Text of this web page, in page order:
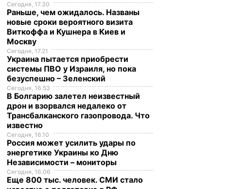
Сегодня, 17.30
Раньше, чем ожидалось. Названы
новые сроки вероятного визита
Виткоффа и Кушнера в Киев и
Москву
Сегодня, 17.21
Украина пытается приобрести
системы ПВО у Израиля, но пока
безуспешно – Зеленский
Сегодня, 16.53
В Болгарию залетел неизвестный
дрон и взорвался недалеко от
Трансбалканского газопровода. Что
известно
Сегодня, 16.10
Россия может усилить удары по
энергетике Украины ко Дню
Независимости – мониторы
Сегодня, 16.06
Еще 800 тыс. человек. СМИ стало